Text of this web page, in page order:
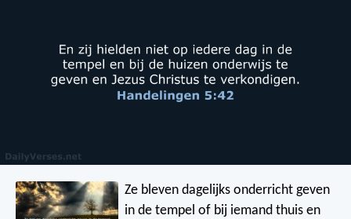
Ze bleven dagelijks onderricht geven
in de tempel of bij iemand thuis en